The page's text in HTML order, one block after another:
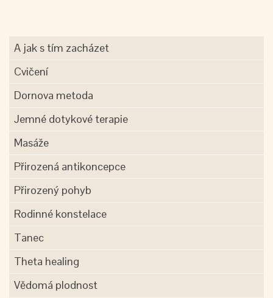
A jak s tím zacházet
Cvičení
Dornova metoda
Jemné dotykové terapie
Masáže
Přirozená antikoncepce
Přirozený pohyb
Rodinné konstelace
Tanec
Theta healing
Vědomá plodnost